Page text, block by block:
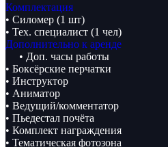
Комплектация
• Силомер (1 шт)
• Тех. специалист (1 чел)
Дополнительно к аренде
• Доп. часы работы
• Боксёрские перчатки
• Инструктор
• Аниматор
• Ведущий/комментатор
• Пьедестал почёта
• Комплект награждения
• Тематическая фотозона